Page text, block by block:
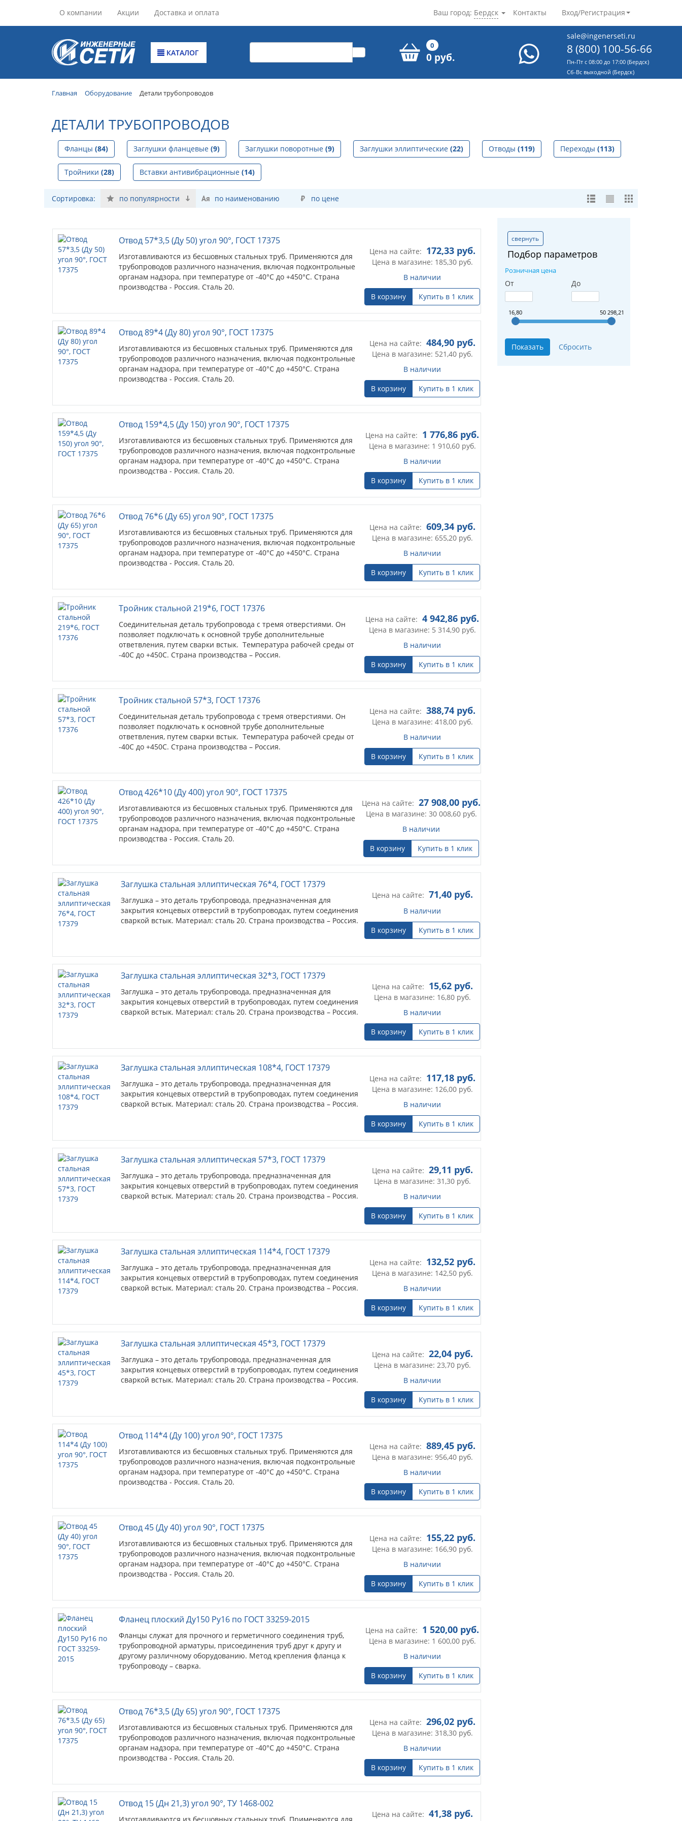
О компании Акции Доставка и оплата Контакты Вход/Регистрация
Ваш город: Бердск
КАТАЛОГ
0
0 руб.
sale@ingenerseti.ru
8 (800) 100-56-66
Пн-Пт с 08:00 до 17:00 (Бердск)
Cб-Вс выходной (Бердск)
Главная Оборудование Детали трубопроводов
ДЕТАЛИ ТРУБОПРОВОДОВ
Фланцы (84) Заглушки фланцевые (9) Заглушки поворотные (9) Заглушки эллиптические (22) Отводы (119) Переходы (113)
Тройники (28) Вставки антивибрационные (14)
Сортировка: по популярности по наименованию по цене
свернуть
Подбор параметров
Розничная цена
От До
16,80 50 298,21
Отвод 57*3,5 (Ду 50) угол 90°, ГОСТ 17375
Изготавливаются из бесшовных стальных труб. Применяются для
трубопроводов различного назначения, включая подконтрольные
органам надзора, при температуре от -40°С до +450°С. Страна
производства - Россия. Сталь 20.
Цена на сайте: 172,33руб.
Цена в магазине: 185,30руб.
В наличии
В корзину
Купить в 1 клик
Отвод 89*4 (Ду 80) угол 90°, ГОСТ 17375
Изготавливаются из бесшовных стальных труб. Применяются для
трубопроводов различного назначения, включая подконтрольные
органам надзора, при температуре от -40°С до +450°С. Страна
производства - Россия. Сталь 20.
Цена на сайте: 484,90руб.
Цена в магазине: 521,40руб.
В наличии
В корзину
Купить в 1 клик
Отвод 159*4,5 (Ду 150) угол 90°, ГОСТ 17375
Изготавливаются из бесшовных стальных труб. Применяются для
трубопроводов различного назначения, включая подконтрольные
органам надзора, при температуре от -40°С до +450°С. Страна
производства - Россия. Сталь 20.
Цена на сайте: 1 776,86 руб.
Цена в магазине: 1 910,60руб.
В наличии
В корзину
Купить в 1 клик
Отвод 76*6 (Ду 65) угол 90°, ГОСТ 17375
Изготавливаются из бесшовных стальных труб. Применяются для
трубопроводов различного назначения, включая подконтрольные
органам надзора, при температуре от -40°С до +450°С. Страна
производства - Россия. Сталь 20.
Цена на сайте: 609,34руб.
Цена в магазине: 655,20руб.
В наличии
В корзину
Купить в 1 клик
Тройник стальной 219*6, ГОСТ 17376
Соединительная деталь трубопровода с тремя отверстиями. Он
позволяет подключать к основной трубе дополнительные
ответвления, путем сварки встык. Температура рабочей среды от
-40С до +450С. Страна производства – Россия.
Цена на сайте: 4 942,86 руб.
Цена в магазине: 5 314,90руб.
В наличии
В корзину
Купить в 1 клик
Тройник стальной 57*3, ГОСТ 17376
Соединительная деталь трубопровода с тремя отверстиями. Он
позволяет подключать к основной трубе дополнительные
ответвления, путем сварки встык. Температура рабочей среды от
-40С до +450С. Страна производства – Россия.
Цена на сайте: 388,74руб.
Цена в магазине: 418,00руб.
В наличии
В корзину
Купить в 1 клик
Отвод 426*10 (Ду 400) угол 90°, ГОСТ 17375
Изготавливаются из бесшовных стальных труб. Применяются для
трубопроводов различного назначения, включая подконтрольные
органам надзора, при температуре от -40°С до +450°С. Страна
производства - Россия. Сталь 20.
Цена на сайте: 27 908,00 руб.
Цена в магазине: 30 008,60руб.
В наличии
В корзину
Купить в 1 клик
Заглушка стальная эллиптическая 76*4, ГОСТ 17379
Заглушка – это деталь трубопровода, предназначенная для
закрытия концевых отверстий в трубопроводах, путем соединения
сваркой встык. Материал: сталь 20. Страна производства – Россия.
Цена на сайте: 71,40руб.
В наличии
В корзину
Купить в 1 клик
Заглушка стальная эллиптическая 32*3, ГОСТ 17379
Заглушка – это деталь трубопровода, предназначенная для
закрытия концевых отверстий в трубопроводах, путем соединения
сваркой встык. Материал: сталь 20. Страна производства – Россия.
Цена на сайте: 15,62руб.
Цена в магазине: 16,80руб.
В наличии
В корзину
Купить в 1 клик
Заглушка стальная эллиптическая 108*4, ГОСТ 17379
Заглушка – это деталь трубопровода, предназначенная для
закрытия концевых отверстий в трубопроводах, путем соединения
сваркой встык. Материал: сталь 20. Страна производства – Россия.
Цена на сайте: 117,18руб.
Цена в магазине: 126,00руб.
В наличии
В корзину
Купить в 1 клик
Заглушка стальная эллиптическая 57*3, ГОСТ 17379
Заглушка – это деталь трубопровода, предназначенная для
закрытия концевых отверстий в трубопроводах, путем соединения
сваркой встык. Материал: сталь 20. Страна производства – Россия.
Цена на сайте: 29,11 руб.
Цена в магазине: 31,30руб.
В наличии
В корзину
Купить в 1 клик
Заглушка стальная эллиптическая 114*4, ГОСТ 17379
Заглушка – это деталь трубопровода, предназначенная для
закрытия концевых отверстий в трубопроводах, путем соединения
сваркой встык. Материал: сталь 20. Страна производства – Россия.
Цена на сайте: 132,52руб.
Цена в магазине: 142,50руб.
В наличии
В корзину
Купить в 1 клик
Заглушка стальная эллиптическая 45*3, ГОСТ 17379
Заглушка – это деталь трубопровода, предназначенная для
закрытия концевых отверстий в трубопроводах, путем соединения
сваркой встык. Материал: сталь 20. Страна производства – Россия.
Цена на сайте: 22,04руб.
Цена в магазине: 23,70руб.
В наличии
В корзину
Купить в 1 клик
Отвод 114*4 (Ду 100) угол 90°, ГОСТ 17375
Изготавливаются из бесшовных стальных труб. Применяются для
трубопроводов различного назначения, включая подконтрольные
органам надзора, при температуре от -40°С до +450°С. Страна
производства - Россия. Сталь 20.
Цена на сайте: 889,45руб.
Цена в магазине: 956,40руб.
В наличии
В корзину
Купить в 1 клик
Отвод 45 (Ду 40) угол 90°, ГОСТ 17375
Изготавливаются из бесшовных стальных труб. Применяются для
трубопроводов различного назначения, включая подконтрольные
органам надзора, при температуре от -40°С до +450°С. Страна
производства - Россия. Сталь 20.
Цена на сайте: 155,22руб.
Цена в магазине: 166,90руб.
В наличии
В корзину
Купить в 1 клик
Фланец плоский Ду150 Ру16 по ГОСТ 33259-2015
Фланцы служат для прочного и герметичного соединения труб,
трубопроводной арматуры, присоединения труб друг к другу и
другому различному оборудованию. Метод крепления фланца к
трубопроводу – сварка.
Цена на сайте: 1 520,00 руб.
Цена в магазине: 1 600,00руб.
В наличии
В корзину
Купить в 1 клик
Отвод 76*3,5 (Ду 65) угол 90°, ГОСТ 17375
Изготавливаются из бесшовных стальных труб. Применяются для
трубопроводов различного назначения, включая подконтрольные
органам надзора, при температуре от -40°С до +450°С. Страна
производства - Россия. Сталь 20.
Цена на сайте: 296,02руб.
Цена в магазине: 318,30руб.
В наличии
В корзину
Купить в 1 клик
Отвод 15 (Дн 21,3) угол 90°, ТУ 1468-002
Цена на сайте: 41,38руб.